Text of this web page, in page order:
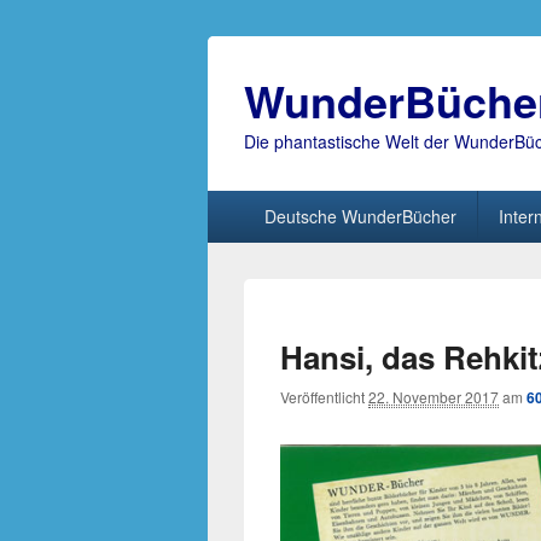
Die phantastische Welt der
Deutsche WunderBücher
Hansi, das
Veröffentlicht22. November 2017am